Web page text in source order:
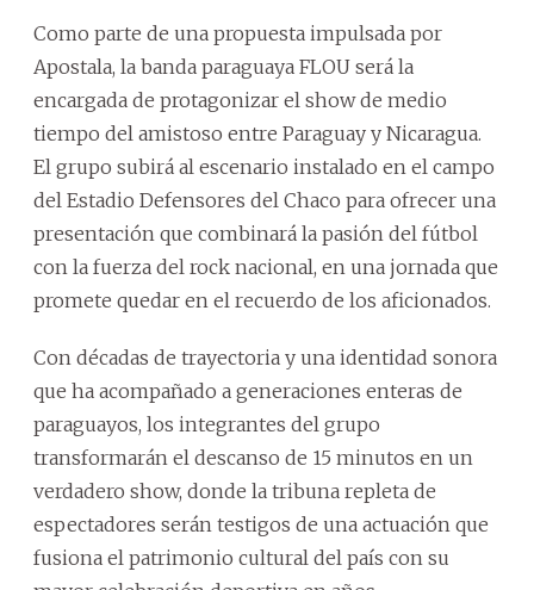
Como parte de una propuesta impulsada por
Apostala, la banda paraguaya FLOU será la
encargada de protagonizar el show de medio
tiempo del amistoso entre Paraguay y Nicaragua.
El grupo subirá al escenario instalado en el campo
del Estadio Defensores del Chaco para ofrecer una
presentación que combinará la pasión del fútbol
con la fuerza del rock nacional, en una jornada que
promete quedar en el recuerdo de los aficionados.
Con décadas de trayectoria y una identidad sonora
que ha acompañado a generaciones enteras de
paraguayos, los integrantes del grupo
transformarán el descanso de 15 minutos en un
verdadero show, donde la tribuna repleta de
espectadores serán testigos de una actuación que
fusiona el patrimonio cultural del país con su